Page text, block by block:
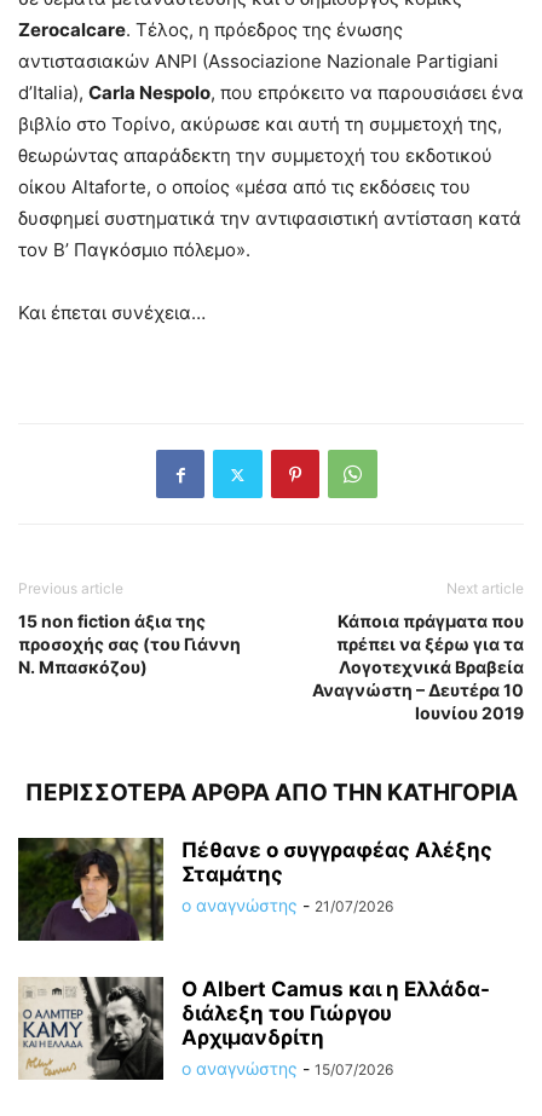
Zerocalcare. Τέλος, η πρόεδρος της ένωσης
αντιστασιακών ANPI (Associazione Nazionale Partigiani
d’Italia), Carla Nespolo, που επρόκειτο να παρουσιάσει ένα
βιβλίο στο Τορίνο, ακύρωσε και αυτή τη συμμετοχή της,
θεωρώντας απαράδεκτη την συμμετοχή του εκδοτικού
οίκου Altaforte, ο οποίος «μέσα από τις εκδόσεις του
δυσφημεί συστηματικά την αντιφασιστική αντίσταση κατά
τον Β’ Παγκόσμιο πόλεμο».
Και έπεται συνέχεια…
Previous article
15 non fiction άξια της
προσοχής σας (του Γιάννη
Ν. Μπασκόζου)
Next article
Κάποια πράγματα που
πρέπει να ξέρω για τα
Λογοτεχνικά Βραβεία
Αναγνώστη – Δευτέρα 10
Ιουνίου 2019
ΠΕΡΙΣΣΟΤΕΡΑ ΑΡΘΡΑ ΑΠΟ ΤΗΝ ΚΑΤΗΓΟΡΙΑ
Πέθανε ο συγγραφέας Αλέξης
Σταμάτης
ο αναγνώστης - 21/07/2026
O Albert Camus και η Ελλάδα-
διάλεξη του Γιώργου
Αρχιμανδρίτη
ο αναγνώστης - 15/07/2026